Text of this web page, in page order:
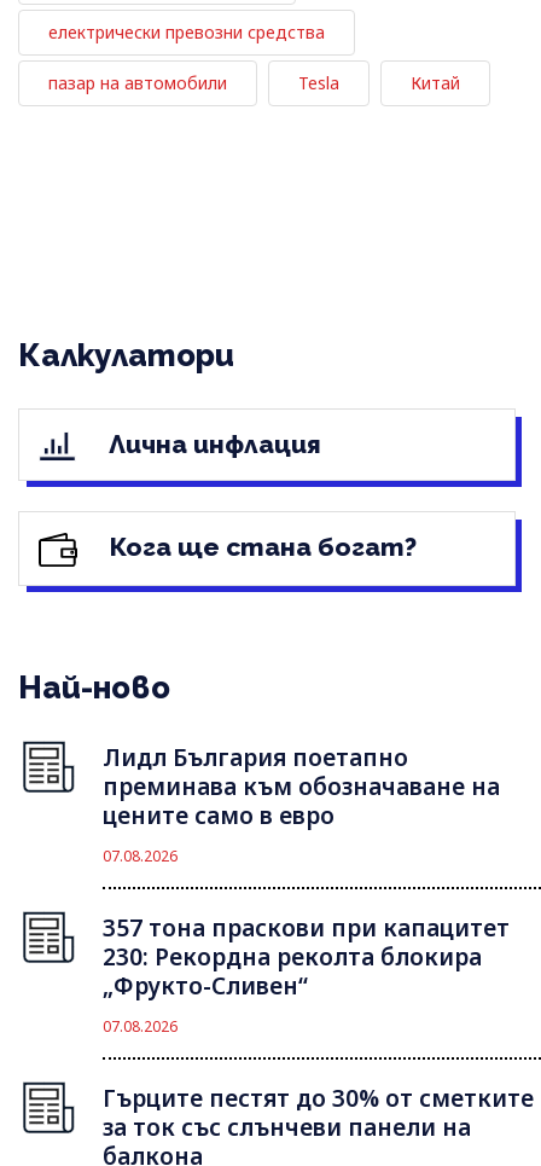
електрически превозни средства
пазар на автомобили Tesla Китай
Калкулатори
Лична инфлация
Кога ще стана богат?
Най-ново
Лидл България поетапно
преминава към обозначаване на
цените само в евро
07.08.2026
357 тона праскови при капацитет
230: Рекордна реколта блокира
„Фрукто-Сливен“
07.08.2026
Гърците пестят до 30% от сметките
за ток със слънчеви панели на
балкона